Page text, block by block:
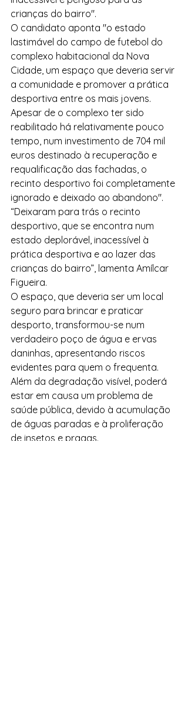
crianças do bairro".
O candidato aponta "o estado
lastimável do campo de futebol do
complexo habitacional da Nova
Cidade, um espaço que deveria servir
a comunidade e promover a prática
desportiva entre os mais jovens.
Apesar de o complexo ter sido
reabilitado há relativamente pouco
tempo, num investimento de 704 mil
euros destinado à recuperação e
requalificação das fachadas, o
recinto desportivo foi completamente
ignorado e deixado ao abandono".
“Deixaram para trás o recinto
desportivo, que se encontra num
estado deplorável, inacessível à
prática desportiva e ao lazer das
crianças do bairro”, lamenta Amílcar
Figueira.
O espaço, que deveria ser um local
seguro para brincar e praticar
desporto, transformou-se num
verdadeiro poço de água e ervas
daninhas, apresentando riscos
evidentes para quem o frequenta.
Além da degradação visível, poderá
estar em causa um problema de
saúde pública, devido à acumulação
de águas paradas e à proliferação
de insetos e pragas.